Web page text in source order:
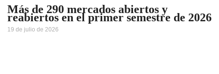
Más de 290 mercados abiertos y
reabiertos en el primer semestre de 2026
19 de julio de 2026